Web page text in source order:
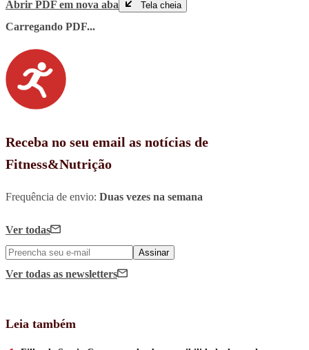
Abrir PDF em nova aba Tela cheia
Carregando PDF...
Receba no seu email as notícias de
Fitness&Nutrição
Frequência de envio: Duas vezes na semana
Ver todas
Assinar
Ver todas as newsletters
Leia também